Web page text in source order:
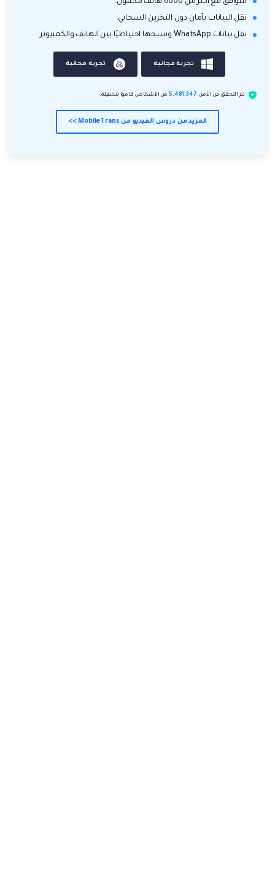
نقل البيانات بأمان دون التخزين السحابي.
نقل بيانات WhatsApp ونسخها احتياطيًا بين الهاتف والكمبيوتر.
تجربة مجانية تجربة مجانية
تم التحقق من الأمن.5,481,347 من الأشخاص قاموا بتحميله.
المزيد من دروس الفيديو من MobileTrans >>